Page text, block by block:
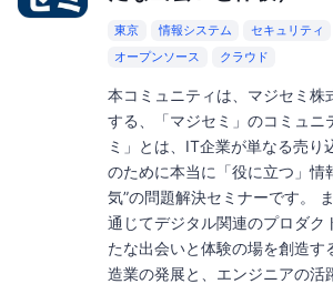
東京 情報システム セキュリティ
オープンソース
クラウド
本コミュニティは、マジセミ株
する、「マジセミ」のコミュニ
ミ」とは、IT企業が単なる売り
のために本当に「役に立つ」情
気”の問題解決セミナーです。
通じてデジタル関連のプロダク
たな出会いと体験の場を創造す
造業の発展と、エンジニアの活